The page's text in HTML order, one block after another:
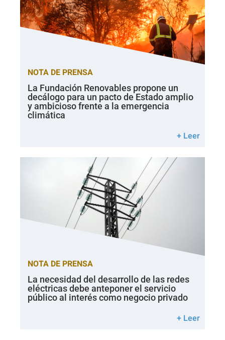
NOTA DE PRENSA
La Fundación Renovables propone un
decálogo para un pacto de Estado amplio
y ambicioso frente a la emergencia
climática
+ Leer
NOTA DE PRENSA
La necesidad del desarrollo de las redes
eléctricas debe anteponer el servicio
público al interés como negocio privado
+ Leer